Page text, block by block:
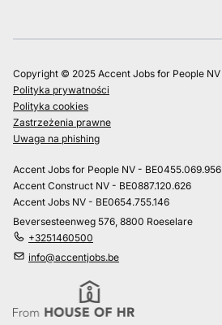
Copyright © 2025 Accent Jobs for People NV
Polityka prywatności
Polityka cookies
Zastrzeżenia prawne
Uwaga na phishing
Accent Jobs for People NV - BE0455.069.956
Accent Construct NV - BE0887.120.626
Accent Jobs NV - BE0654.755.146
Beversesteenweg 576, 8800 Roeselare
+3251460500
info@accentjobs.be